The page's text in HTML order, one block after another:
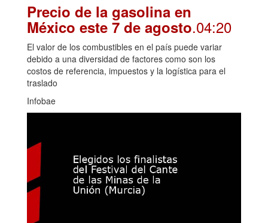
Precio de la gasolina en
México este 7 de agosto.04:20
El valor de los combustibles en el país puede variar
debido a una diversidad de factores como son los
costos de referencia, impuestos y la logística para el
traslado
Infobae